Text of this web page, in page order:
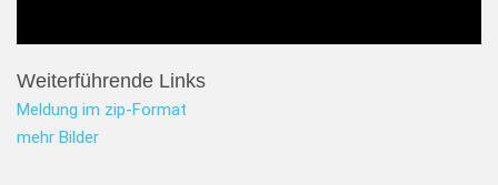
Weiterführende Links
Meldung im zip-Format
mehr Bilder